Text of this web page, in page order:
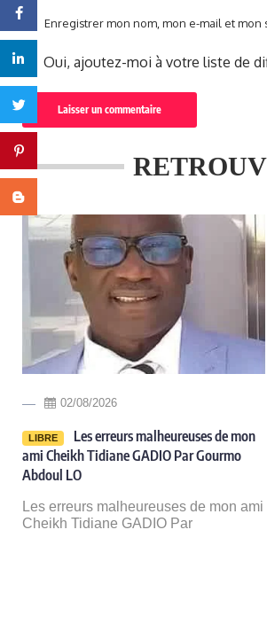
Linkedin
Twitter
Enregistrer mon nom, mon e-mail et
Oui, ajoutez-moi à votre liste de
02/08/2026
LIBRE
Les erreurs malheureuses de mon
ami Cheikh Tidiane GADIO Par Gourmo
Abdoul LO
Les erreurs malheureuses de mon ami
Cheikh Tidiane GADIO Par